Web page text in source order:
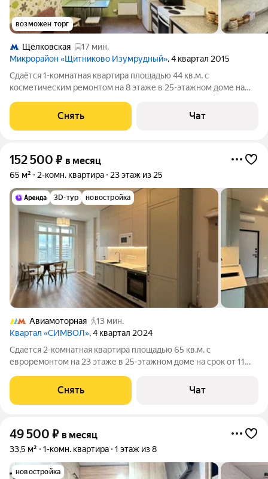
возможен торг
Щёлковская
17 мин.
Микрорайон «Щитниково Изумрудный», 4 квартал 2015
Сдаётся 1-комнатная квартира площадью 44 кв.м. с
косметическим ремонтом на 8 этаже в 25-этажном доме на
Стиральная машина Холодильник Микроволновка Пылесос
Дом - панельный, окна
Снять Чат
152 500 ₽ в месяц
65 м² 2-комн. квартира 23 этаж из 25
3D-тур новостройка
Авиамоторная
13 мин.
Квартал «СИМВОЛ», 4 квартал 2024
Сдаётся 2-комнатная квартира площадью 65 кв.м. с
евроремонтом на 23 этаже в 25-этажном доме на срок от 11
Холодильник Посудомоечная машина Кондиционер Бойлер
Микроволновка Дом -
Снять Чат
49 500 ₽ в месяц
33,5 м² 1-комн. квартира 1 этаж из 8
новостройка